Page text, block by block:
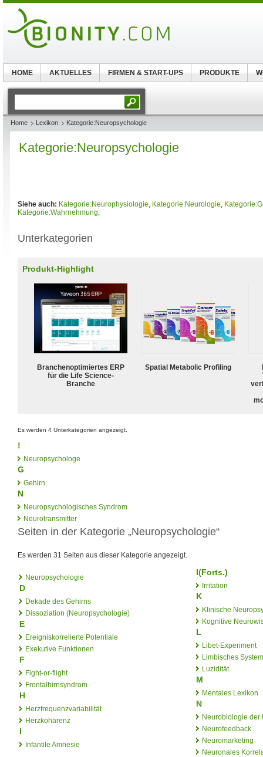
Home Lexikon Kategorie:Neuropsychologie
Kategorie:Neuropsychologie
Siehe auch: Kategorie:Neurophysiologie, Kategorie:Neurologie,
Kategorie:Wahrnehmung,
Unterkategorien
Produkt-Highlight
Branchenoptimiertes ERP
für die Life Science-
Branche
Spatial Metabolic Profiling
Es werden 4 Unterkategorien angezeigt.
!
Neuropsychologe
G
Gehirn
N
Neuropsychologisches Syndrom
Neurotransmitter
Seiten in der Kategorie „Neuropsychologie“
Es werden 31 Seiten aus dieser Kategorie angezeigt.
Neuropsychologie
D
Dekade des Gehirns
Dissoziation (Neuropsychologie)
E
Ereigniskorrelierte Potentiale
Exekutive Funktionen
F
Fight-or-flight
Frontalhirnsyndrom
H
Herzfrequenzvariabilität
Herzkohärenz
I
Infantile Amnesie
I(Forts.)
Irritation
K
Klinische
Kognitive
L
Libet-Experiment
Limbisches System
Luzidität
M
Mentales Lexikon
N
Neurobiologie der
Neurofeedback
Neuromarketing
Neuronales
HOME AKTUELLES FIRMEN & START-UPS PRODUKTE